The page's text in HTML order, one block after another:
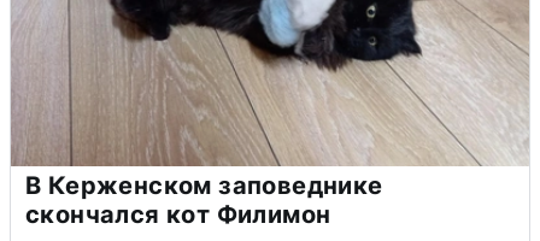
В Керженском заповеднике
скончался кот Филимон